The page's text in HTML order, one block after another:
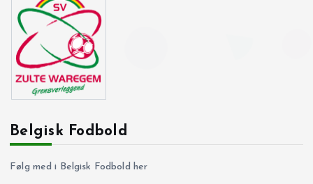
Belgisk Fodbold
Følg med i Belgisk Fodbold her